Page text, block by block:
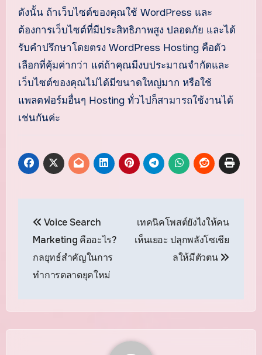
ดังนั้น ถ้าเว็บไซต์ของคุณใช้ WordPress และ
ต้องการเว็บไซต์ที่มีประสิทธิภาพสูง ปลอดภัย และได้
รับคำปรึกษาโดยตรง WordPress Hosting คือตัว
เลือกที่คุ้มค่ากว่า แต่ถ้าคุณมีงบประมาณจำกัดและ
เว็บไซต์ของคุณไม่ได้มีขนาดใหญ่มาก หรือใช้
แพลตฟอร์มอื่นๆ Hosting ทั่วไปก็สามารถใช้งานได้
เช่นกันค่ะ
เรื่องVoice Search
Marketing คืออะไร?
กลยุทธ์สำคัญในการ
ทำการตลาดยุคใหม่
เทคนิคโพสต์ยังไงให้คน
เห็นเยอะ ปลุกพลังโซเชีย
ลให้มีตัวตน